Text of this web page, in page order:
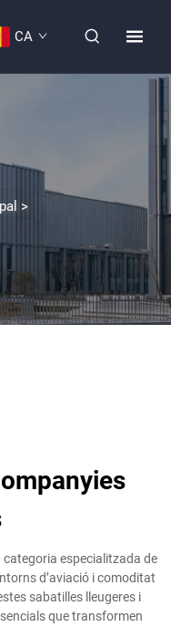
CA
>
especialitzada de
d’aviació i comoditat
sabatilles lleugeres i
que transformen